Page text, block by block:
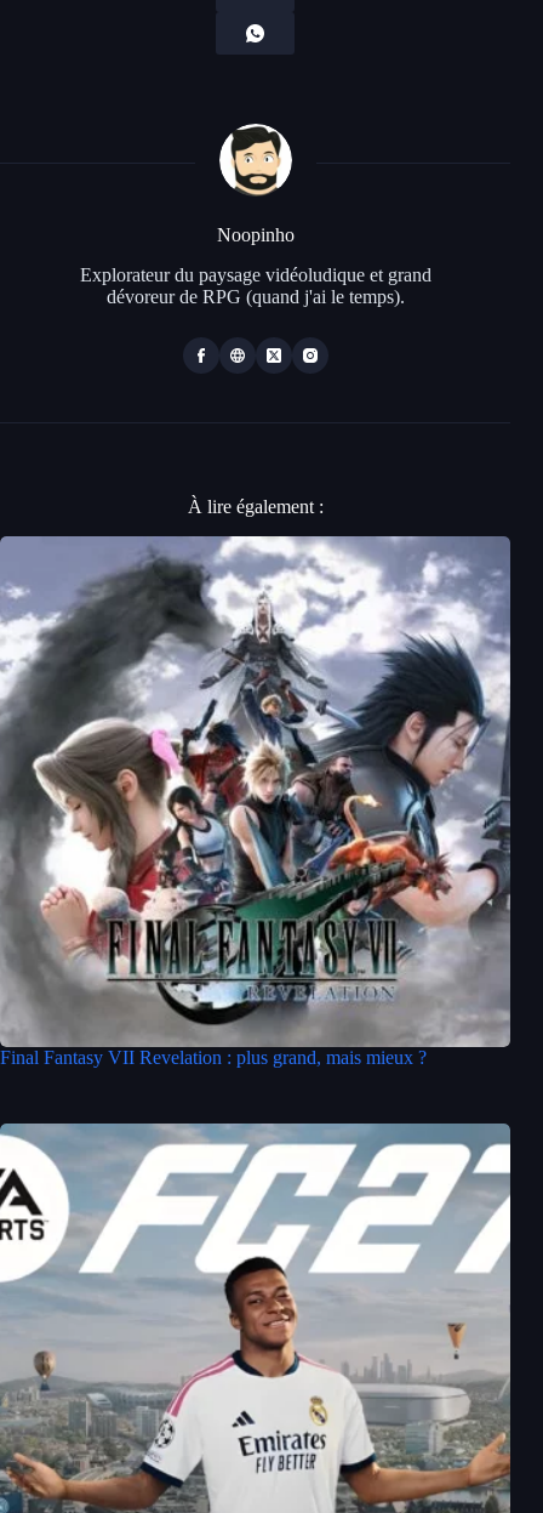
Noopinho
Explorateur du paysage vidéoludique et grand
dévoreur de RPG (quand j'ai le temps).
À lire également :
Final Fantasy VII Revelation : plus grand, mais mieux ?